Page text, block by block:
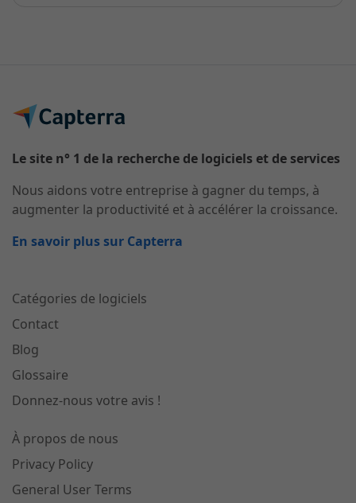
Le site n° 1 de la recherche de logiciels et de services
Nous aidons votre entreprise à gagner du temps, à
augmenter la productivité et à accélérer la croissance.
En savoir plus sur Capterra
Catégories de logiciels
Contact
Blog
Glossaire
Donnez-nous votre avis !
À propos de nous
Privacy Policy
General User Terms